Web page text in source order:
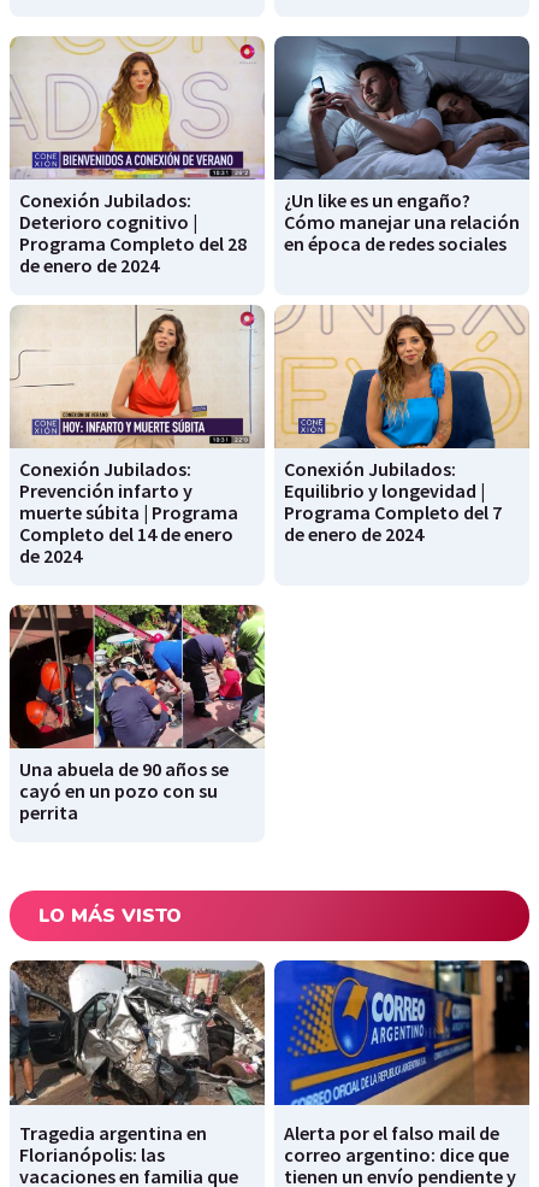
Conexión Jubilados:
Deterioro cognitivo |
Programa Completo del 28
de enero de 2024
¿Un like es un engaño?
Cómo manejar una relación
en época de redes sociales
Conexión Jubilados:
Prevención infarto y
muerte súbita | Programa
Completo del 14 de enero
de 2024
Conexión Jubilados:
Equilibrio y longevidad |
Programa Completo del 7
de enero de 2024
Una abuela de 90 años se
cayó en un pozo con su
perrita
LO MÁS VISTO
Tragedia argentina en
Florianópolis: las
vacaciones en familia que
Alerta por el falso mail de
correo argentino: dice que
tienen un envío pendiente y